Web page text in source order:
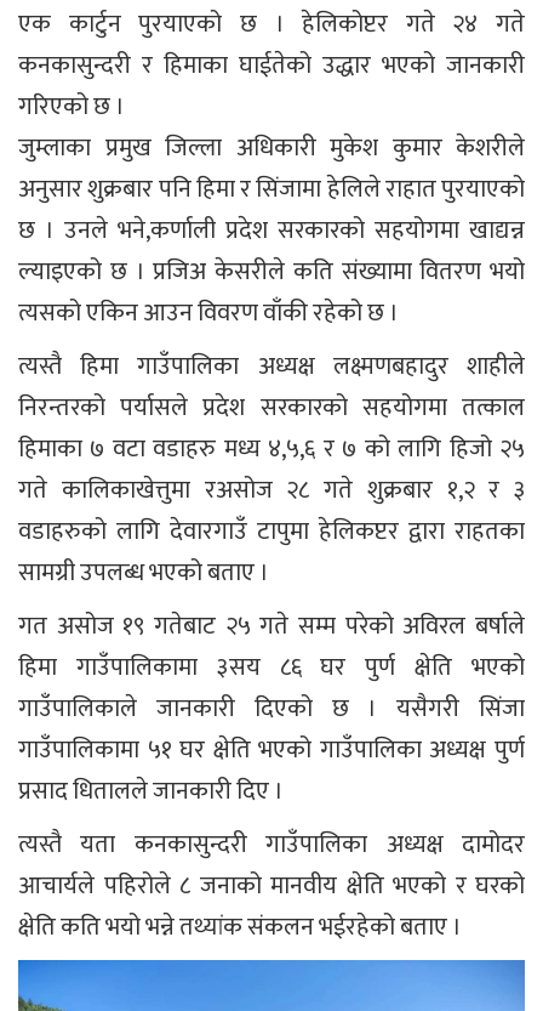
एक कार्टुन पुरयाएको छ । हेलिकोप्टर गते २४ गते
कनकासुन्दरी र हिमाका घाईतेको उद्धार भएको जानकारी
गरिएको छ ।
जुम्लाका प्रमुख जिल्ला अधिकारी मुकेश कुमार केशरीले
अनुसार शुक्रबार पनि हिमा र सिंजामा हेलिले राहात पुरयाएको
छ । उनले भने,कर्णाली प्रदेश सरकारको सहयोगमा खाद्यन्न
ल्याइएको छ । प्रजिअ केसरीले कति संख्यामा वितरण भयो
त्यसको एकिन आउन विवरण वाँकी रहेको छ ।
त्यस्तै हिमा गाउँपालिका अध्यक्ष लक्ष्मणबहादुर शाहीले
निरन्तरको पर्यासले प्रदेश सरकारको सहयोगमा तत्काल
हिमाका ७ वटा वडाहरु मध्य ४,५,६ र ७ को लागि हिजो २५
गते कालिकाखेत्तुमा रअसोज २८ गते शुक्रबार १,२ र ३
वडाहरुको लागि देवारगाउँ टापुमा हेलिकप्टर द्वारा राहतका
सामग्री उपलब्ध भएको बताए ।
गत असोज १९ गतेबाट २५ गते सम्म परेको अविरल बर्षाले
हिमा गाउँपालिकामा ३सय ८६ घर पुर्ण क्षेति भएको
गाउँपालिकाले जानकारी दिएको छ । यसैगरी सिंजा
गाउँपालिकामा ५१ घर क्षेति भएको गाउँपालिका अध्यक्ष पुर्ण
प्रसाद धितालले जानकारी दिए ।
त्यस्तै यता कनकासुन्दरी गाउँपालिका अध्यक्ष दामोदर
आचार्यले पहिरोले ८ जनाको मानवीय क्षेति भएको र घरको
क्षेति कति भयो भन्ने तथ्यांक संकलन भईरहेको बताए ।